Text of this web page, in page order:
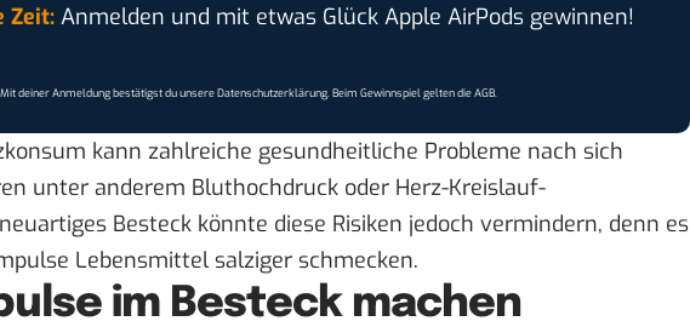
Zeit:Anmelden und mit etwas Glück Apple AirPods gewinnen!
Mit deiner Anmeldung bestätigst du unsereDatenschutzerklärung. Beim Gewinnspiel gelten dieAGB.
kann zahlreiche gesundheitliche Probleme nach sich
unter anderem Bluthochdruck oder Herz-Kreislauf-
Besteck könnte diese Risiken jedoch vermindern, denn es
Lebensmittel salziger schmecken.
im Besteck machen